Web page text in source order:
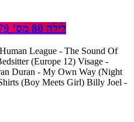
לילה 80 מס’ 379 – הקסטה האבודה מ 1981
League - The Sound Of
(Europe 12) Visage -
Duran - My Own Way (Night
(Boy Meets Girl) Billy Joel -